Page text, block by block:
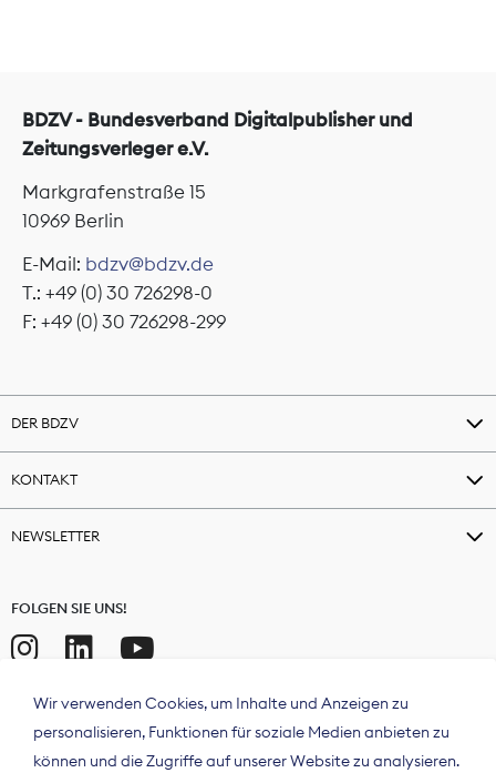
BDZV - Bundesverband Digitalpublisher und
Zeitungsverleger e.V.
Markgrafenstraße 15
10969 Berlin
E-Mail: bdzv@bdzv.de
T.: +49 (0) 30 726298-0
F: +49 (0) 30 726298-299
DER BDZV
KONTAKT
NEWSLETTER
FOLGEN SIE UNS!
Wir verwenden Cookies, um Inhalte und Anzeigen zu
personalisieren, Funktionen für soziale Medien anbieten zu
können und die Zugriffe auf unserer Website zu analysieren.